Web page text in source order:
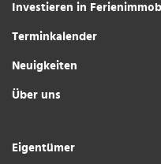
Investieren in
Terminkalender
Neuigkeiten
Über uns
Eigentümer